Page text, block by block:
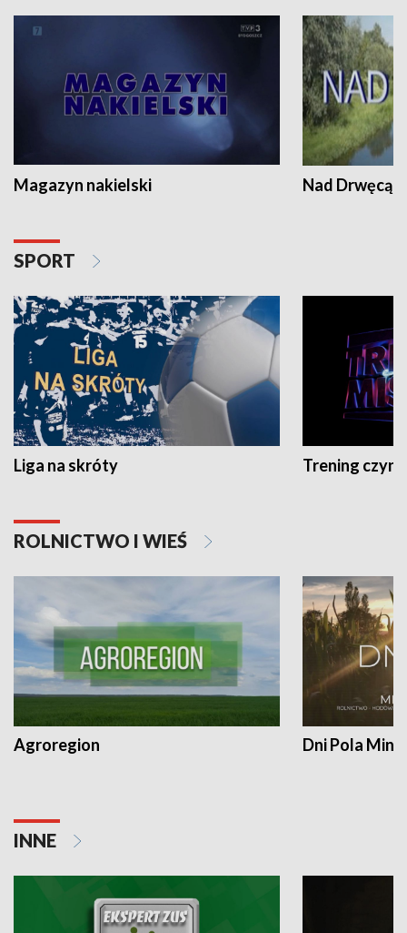
Magazyn nakielski Nad Drwęcą
SPORT
Liga na skróty Trening czyni
ROLNICTWO I WIEŚ
Agroregion Dni Pola
INNE